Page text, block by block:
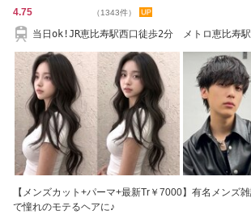
4.75 （1343件）
当日ok!JR恵比寿駅西口徒歩2分 メトロ恵比寿
【メンズカット+パーマ+最新Tr￥7000】有名メンズ
で憧れのモテるヘアに♪